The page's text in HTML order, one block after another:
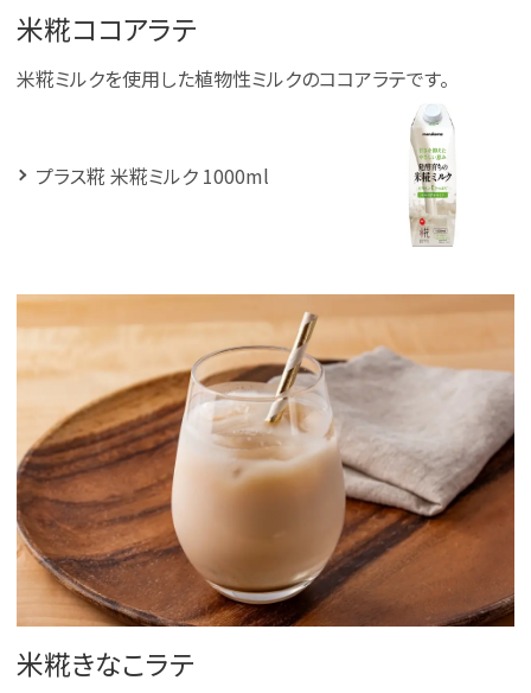
米糀ココアラテ
米糀ミルクを使用した植物性ミルクのココアラテです。
プラス糀 米糀ミルク 1000ml
米糀きなこラテ